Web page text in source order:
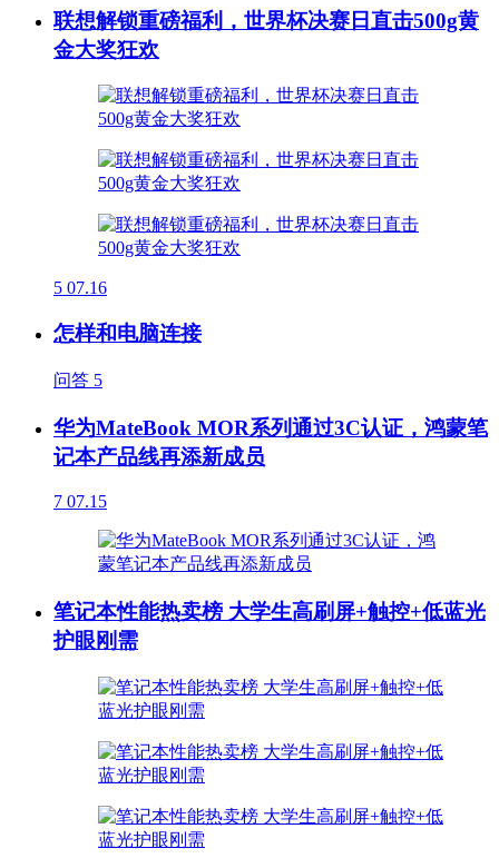
联想解锁重磅福利，世界杯决赛日直击500g黄
金大奖狂欢
5 07.16
怎样和电脑连接
问答 5
华为MateBook MOR系列通过3C认证，鸿蒙笔
记本产品线再添新成员
7 07.15
笔记本性能热卖榜 大学生高刷屏+触控+低蓝光
护眼刚需